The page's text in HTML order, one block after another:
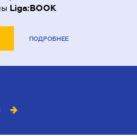
Liga:BOOK
ПОДРОБНЕЕ